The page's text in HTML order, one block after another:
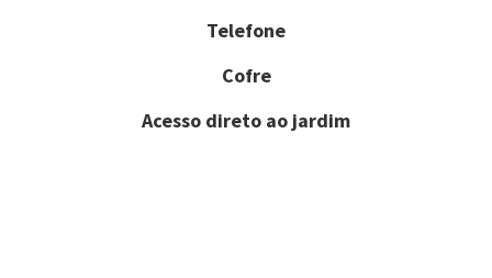
Telefone
Cofre
Acesso direto ao jardim